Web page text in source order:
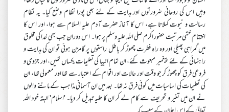
وہیں اس کی روحانی ضرورتوں اور ہدایت کے لئے بھی پورا نظام وضع کیا۔ یہ نظام
رسالت و نبوت کہلاتا ہے، اس کا آغاز حضرت آدم علیہ السلام سے ہوا، اور اس کا
اختتام ختمی مرتبت حضور اکرم صلی اللہ علیہ وسلم پر ہوا۔ اس دوران جب بھی خدا کی مخلوق
میں گمراہی پھیلی اور وہ راہِ فطرت چھوڑ کر باطل راستوں پر گامزن ہوئی تو ان کی ہدایت و
راہنمائی کے لئے پیغمبر مبعوث کئے، ان تمام انبیا کی تعلیمات یکساں تھیں، اور جزوی و
فروعی فرق کو چھوڑ کر جو وقت اور حالات اور اقوام کے اعتبار سے تھا اور معمولی تھا، ان
کی تعلیمات کی اساسیات میں کوئی فرق نہ تھا۔ بعد میں ان آسمانی مذاہب کے ماننے والوں
نے ان میں تغیر و تحریف سے کام لے کر ان کا حلیہ تبدیل کر دیا۔ 'اسلام' البتہ خود اللہ